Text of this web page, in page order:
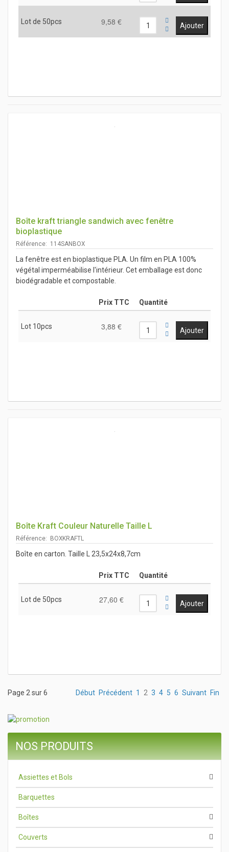
Lot de 50pcs 9,58 €
Boîte kraft triangle sandwich avec fenêtre
bioplastique
Référence: 114SANBOX
La fenêtre est en bioplastique PLA. Un film en PLA 100%
végétal imperméabilise l'intérieur. Cet emballage est donc
biodégradable et compostable.
Prix TTC Quantité
Lot 10pcs 3,88 €
Boîte Kraft Couleur Naturelle Taille L
Référence: BOXKRAFTL
Boîte en carton. Taille L 23,5x24x8,7cm
Prix TTC Quantité
Lot de 50pcs 27,60 €
Début Précédent 1 2 3 4 5 6 Suivant Fin
Page 2 sur 6
NOS PRODUITS
Assiettes et Bols
Barquettes
Boîtes
Couverts